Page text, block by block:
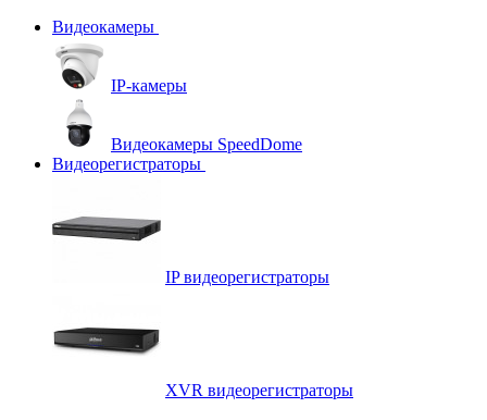
Видеокамеры
IP-камеры
Видеокамеры SpeedDome
Видеорегистраторы
IP видеорегистраторы
XVR видеорегистраторы